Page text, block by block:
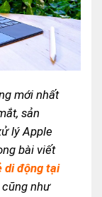
mới nhất
sản
lý Apple
bài viết
di động tại
cũng như